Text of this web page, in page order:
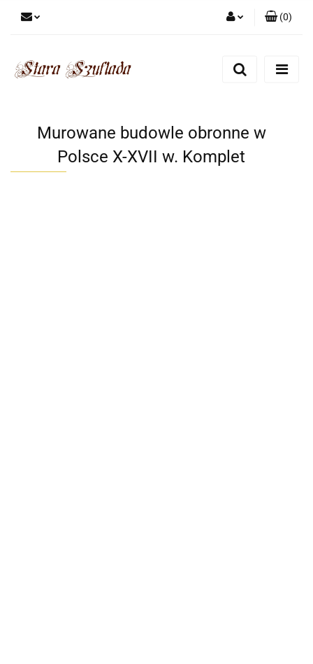
Zarejestruj się
(0)
Murowane budowle obronne w
Polsce X-XVII w. Komplet